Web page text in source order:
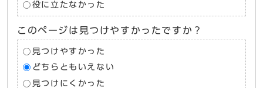
役に立たなかった
このページは見つけやすかったですか？
見つけやすかった
どちらともいえない
見つけにくかった